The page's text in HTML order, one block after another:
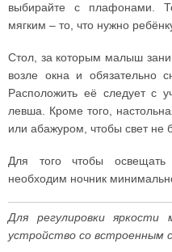
выбирайте с плафонами.
мягким – то, что нужно
Стол, за которым малыш
возле окна и обязательно
Расположить её следует с
левша. Кроме того,
или абажуром, чтобы свет не
Для того чтобы
необходим ночник
Для регулировки
устройство со встроенным